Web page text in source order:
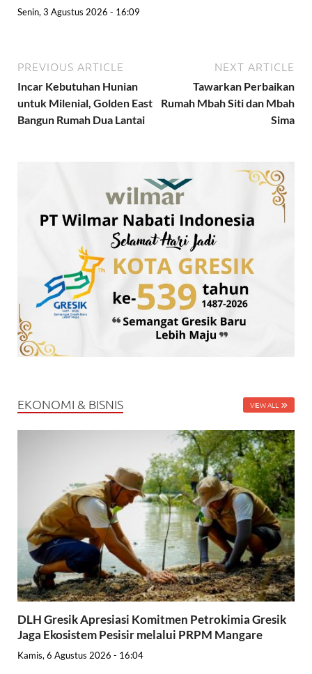
Senin, 3 Agustus 2026 - 16:09
PREVIOUS ARTICLE
Incar Kebutuhan Hunian
untuk Milenial, Golden East
Bangun Rumah Dua Lantai
NEXT ARTICLE
Tawarkan Perbaikan
Rumah Mbah Siti dan Mbah
Sima
EKONOMI & BISNIS VIEW ALL
DLH Gresik Apresiasi Komitmen Petrokimia Gresik
Jaga Ekosistem Pesisir melalui PRPM Mangare
Kamis, 6 Agustus 2026 - 16:04